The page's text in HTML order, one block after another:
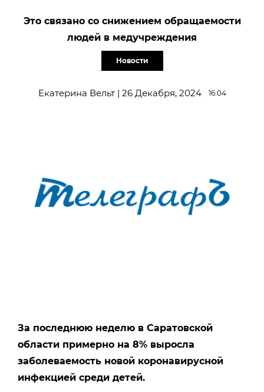
Это связано со снижением обращаемости
людей в медучреждения
Новости
Екатерина Вельт | 26 Декабря, 2024 16:04
За последнюю неделю в Саратовской
области примерно на 8% выросла
заболеваемость новой коронавирусной
инфекцией среди детей.